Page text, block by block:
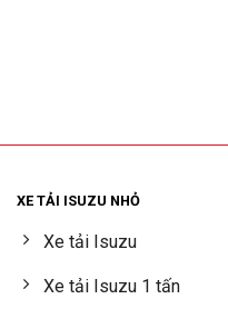
XE TẢI ISUZU NHỎ
Xe tải Isuzu
Xe tải Isuzu 1 tấn